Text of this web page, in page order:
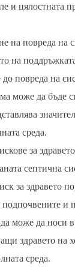
и цялостната
на повреда на
на
повреда на
може да бъде
среда.
за
септична
за здравето
подпочвените и
може да носи
здравето на
среда.